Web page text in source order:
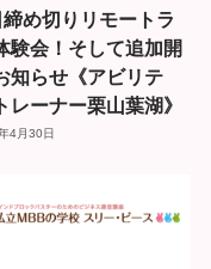
め切りリモートラ
験会！そして追加開
知らせ《アビリテ
レーナー栗山葉湖》
4月30日